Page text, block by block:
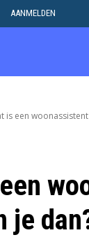
AANMELDEN
is een
je